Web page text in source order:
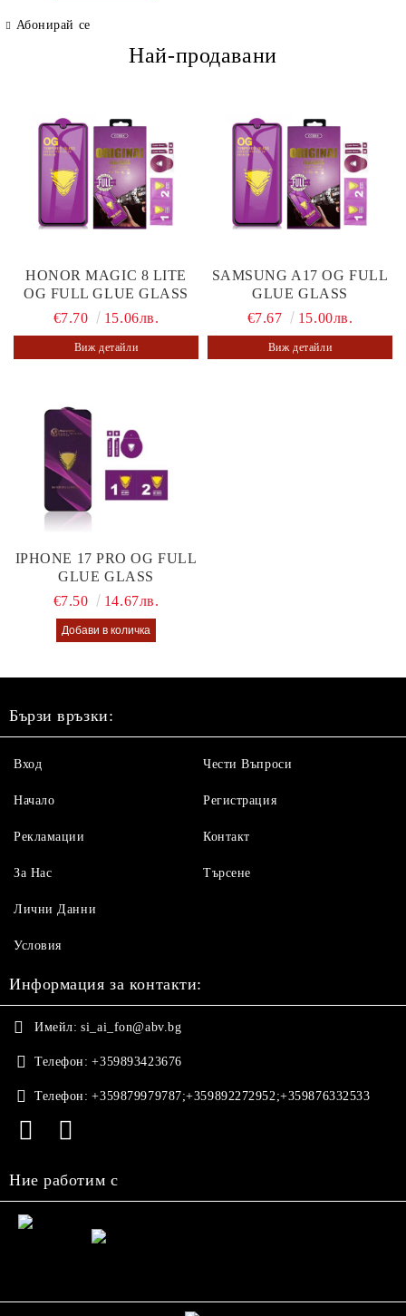
Абонирай се
Най-продавани
HONOR MAGIC 8 LITE
OG FULL GLUE GLASS
€7.70
15.06лв.
Виж детайли
SAMSUNG A17 OG FULL
GLUE GLASS
€7.67
15.00лв.
Виж детайли
IPHONE 17 PRO OG FULL
GLUE GLASS
€7.50
14.67лв.
Бързи връзки:
Вход
Начало
Рекламации
За Нас
Чести Въпроси
Регистрация
Контакт
Търсене
Лични Данни
Условия
Информация за контакти:
Имейл: si_ai_fon@abv.bg
Телефон: +359893423676
Телефон: +359879979787;+359892272952;+359876332533
Ние работим с